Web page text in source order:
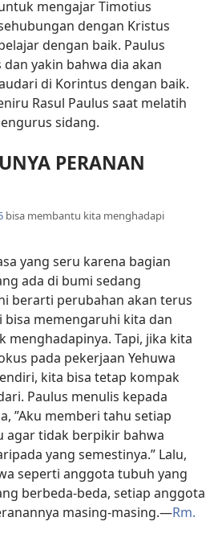
mengajar Timotius
dengan Kristus
dengan baik. Paulus
yakin bahwa dia akan
di Korintus dengan baik.
Rasul Paulus saat melatih
sidang.
PERANAN
bisa membantu kita menghadapi
yang seru karena bagian
ada di bumi sedang
berarti perubahan akan terus
memengaruhi kita dan
menghadapinya. Tapi, jika kita
pada pekerjaan Yehuwa
kita bisa tetap kompak
Paulus menulis kepada
”Aku memberi tahu setiap
agar tidak berpikir bahwa
yang semestinya.” Lalu,
seperti anggota tubuh yang
berbeda-beda, setiap anggota
masing-masing.​—Rm.